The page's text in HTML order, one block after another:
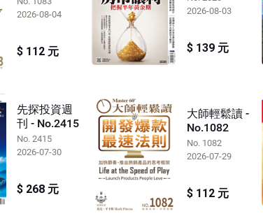
2026-08-04
$ 112 元
2026-08-03
$ 139 元
先探投資週
刊 - No.2415
No. 2415
2026-07-30
$ 268 元
大師輕鬆讀 -
No.1082
No. 1082
2026-07-29
$ 112 元